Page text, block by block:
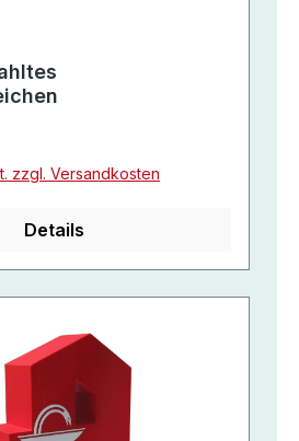
zzgl. Versandkosten
Details